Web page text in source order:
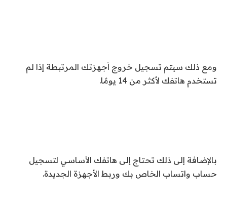
ومع ذلك سيتم تسجيل خروج أجهزتك المرتبطة إذا لم
تستخدم هاتفك لأكثر من 14 يومًا.
بالإضافة إلى ذلك تحتاج إلى هاتفك الأساسي لتسجيل
حساب واتساب الخاص بك وربط الأجهزة الجديدة.